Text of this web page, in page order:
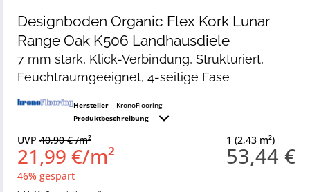
Designboden Organic Flex Kork Lunar
Range Oak K506 Landhausdiele
7 mm stark, Klick-Verbindung, Strukturiert,
Feuchtraumgeeignet, 4-seitige Fase
Hersteller
KronoFlooring
Produktbeschreibung
1 (2,43 m²)
53,44 €
UVP 40,90 € /m²
21,99 €/m²
46% gespart